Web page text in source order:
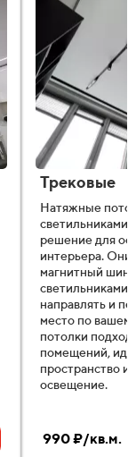
Трековые
Натяжные
светильниками
решение для
интерьера. Они
магнитный
направлять и
место по
потолки
помещений,
пространство
освещение.
990 ₽/кв.м.